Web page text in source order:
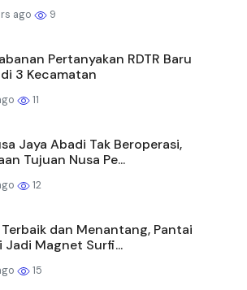
ago 9
Pertanyakan RDTR Baru
3 Kecamatan
11
Jaya Abadi Tak Beroperasi,
Tujuan Nusa Pe...
12
dan Menantang, Pantai
Jadi Magnet Surfi...
15